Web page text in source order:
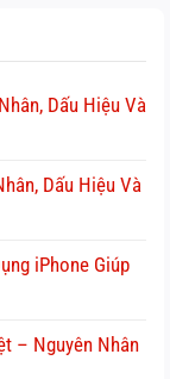
Dấu Hiệu Và
Dấu Hiệu Và
iPhone Giúp
– Nguyên Nhân